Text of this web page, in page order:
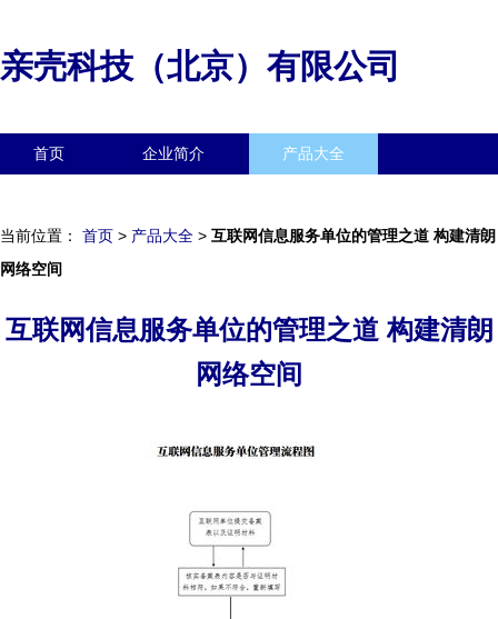
亲壳科技（北京）有限公司
首页 企业简介 产品大全
当前位置： 首页 > 产品大全 > 互联网信息服务单位的管理之道 构建清朗
网络空间
互联网信息服务单位的管理之道 构建清朗
网络空间